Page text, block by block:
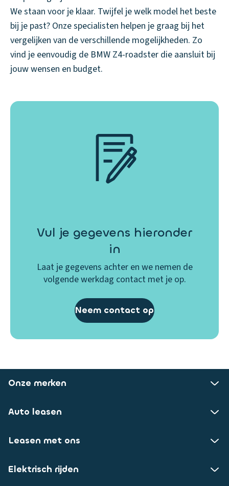
We staan voor je klaar. Twijfel je welk model het beste
bij je past? Onze specialisten helpen je graag bij het
vergelijken van de verschillende mogelijkheden. Zo
vind je eenvoudig de BMW Z4-roadster die aansluit bij
jouw wensen en budget.
Vul je gegevens hieronder
in
Laat je gegevens achter en we nemen de
volgende werkdag contact met je op.
Neem contact op
Onze merken
Auto leasen
Leasen met ons
Elektrisch rijden